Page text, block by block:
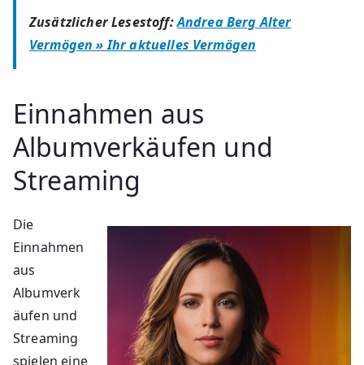
Zusätzlicher Lesestoff:Andrea Berg Alter
Vermögen » Ihr aktuelles Vermögen
Einnahmen aus
Albumverkäufen und
Streaming
Die
Einnahmen
aus
Albumverk
äufen und
Streaming
spielen eine